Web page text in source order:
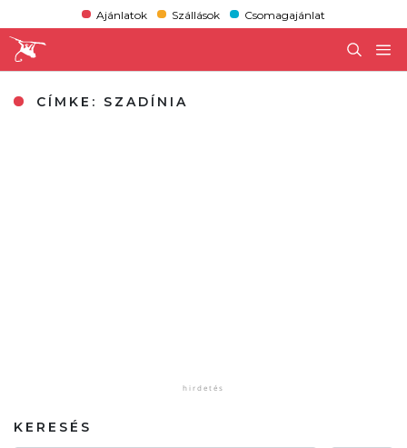
Ajánlatok Szállások Csomagajánlat
CÍMKE: SZADÍNIA
KERESÉS